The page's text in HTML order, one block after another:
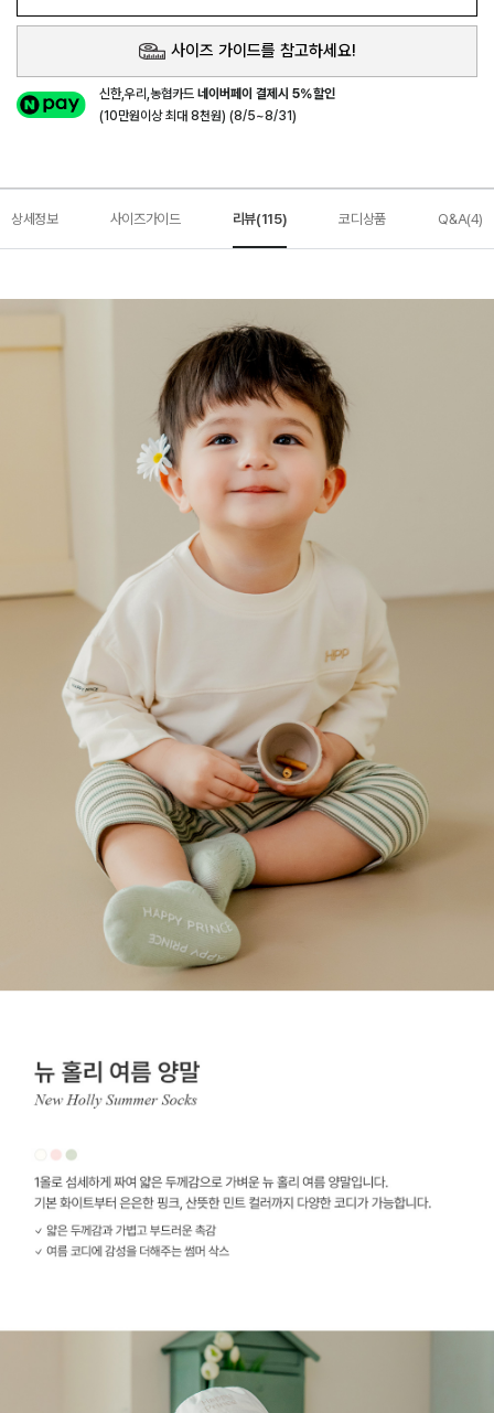
사이즈 가이드를 참고하세요!
신한,우리,농협카드네이버페이 결제시 5%할인
(10만원이상 최대 8천원) (8/5~8/31)
상세정보 사이즈가이드 리뷰(115) 코디상품 Q&A(4)